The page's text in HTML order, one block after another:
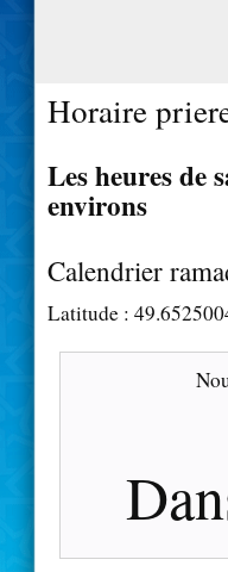
Horaire
Les heures de
environs
Calendrier
Latitude :